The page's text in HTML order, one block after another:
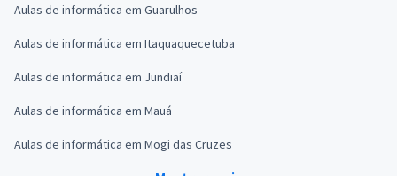
Aulas de informática em Guarulhos
Aulas de informática em Itaquaquecetuba
Aulas de informática em Jundiaí
Aulas de informática em Mauá
Aulas de informática em Mogi das Cruzes